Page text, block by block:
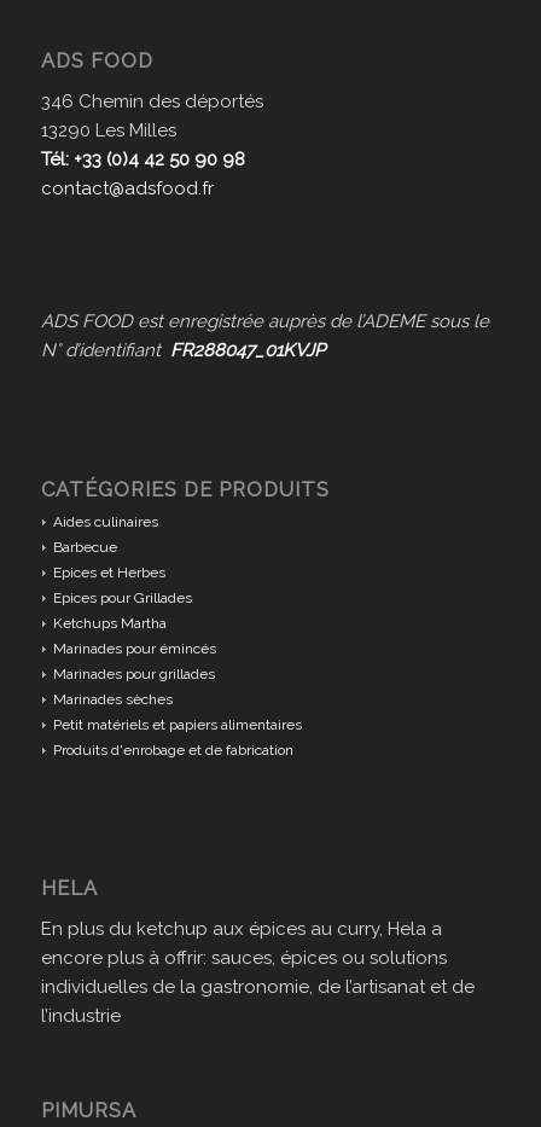
ADS FOOD
346 Chemin des déportés
13290 Les Milles
Tél: +33 (0)4 42 50 90 98
contact@adsfood.fr
ADS FOOD est enregistrée auprès de l’ADEME sous le
N° d’identifiant FR288047_01KVJP
CATÉGORIES DE PRODUITS
Aides culinaires
Barbecue
Epices et Herbes
Epices pour Grillades
Ketchups Martha
Marinades pour émincés
Marinades pour grillades
Marinades sèches
Petit matériels et papiers alimentaires
Produits d'enrobage et de fabrication
HELA
En plus du ketchup aux épices au curry, Hela a
encore plus à offrir: sauces, épices ou solutions
individuelles de la gastronomie, de l’artisanat et de
l’industrie
PIMURSA